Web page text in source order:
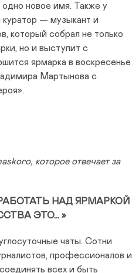
новое имя. Также у
— музыкант и
который собрал не только
но и выступит с
ярмарка в воскресенье
Мартынова с
которое отвечает за
НАД ЯРМАРКОЙ
ЭТО… »
чаты. Сотни
профессионалов и
всех и быть